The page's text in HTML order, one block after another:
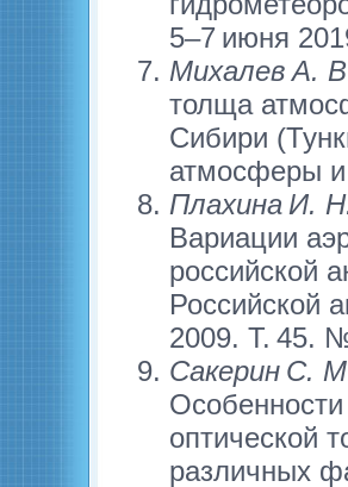
5–7 июня
Михалев А.
толща
Сибири
атмосферы
Плахина И.
Вариации
российской
Российской
2009. Т. 45.
Сакерин С.
оптической
различных